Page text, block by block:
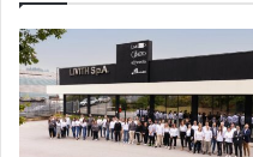
I
A
"
L
C
A
M
P